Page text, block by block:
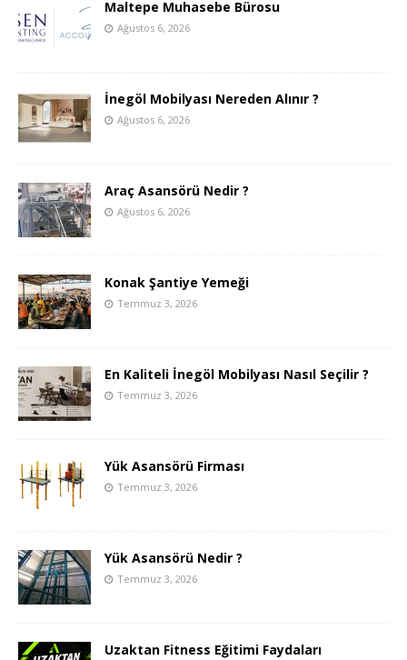
Maltepe Muhasebe Bürosu
Ağustos 6, 2026
İnegöl Mobilyası Nereden Alınır ?
Ağustos 6, 2026
Araç Asansörü Nedir ?
Ağustos 6, 2026
Konak Şantiye Yemeği
Temmuz 3, 2026
En Kaliteli İnegöl Mobilyası Nasıl Seçilir ?
Temmuz 3, 2026
Yük Asansörü Firması
Temmuz 3, 2026
Yük Asansörü Nedir ?
Temmuz 3, 2026
Uzaktan Fitness Eğitimi Faydaları